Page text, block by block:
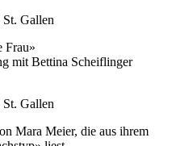
Gallen
Frau»
mit Bettina Scheiflinger
Gallen
Mara Meier, die aus ihrem